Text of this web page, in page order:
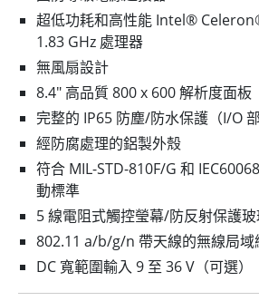
超低功耗和高性能 Intel®
1.83 GHz 處理器
無風扇設計
8.4" 高品質 800 x 600 解析度面板
完整的 IP65 防塵/防水保護（I/O 部
經防腐處理的鋁製外殼
符合 MIL-STD-810F/G 和
動標準
5 線電阻式觸控瑩幕/防反射保護玻
802.11 a/b/g/n 帶天線的無線局域
DC 寬範圍輸入 9 至 36 V（可選）